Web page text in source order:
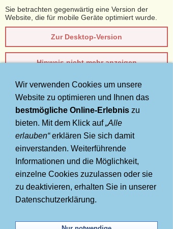
Sie betrachten gegenwärtig eine Version der
Website, die für mobile Geräte optimiert wurde.
Zur Desktop-Version
Hinweis nicht mehr anzeigen
Navigation einblenden
AIDA Kreuzfahrten
Griechenland mit Korfu
zum AIDA VARIO Tarif
Wir verwenden Cookies um unsere
Website zu optimieren und Ihnen das
bestmögliche Online-Erlebnis zu
bieten. Mit dem Klick auf„Alle
erlauben“erklären Sie sich damit
einverstanden. Weiterführende
Informationen und die Möglichkeit,
einzelne Cookies zuzulassen oder sie
zu deaktivieren, erhalten Sie in unserer
Datenschutzerklärung.